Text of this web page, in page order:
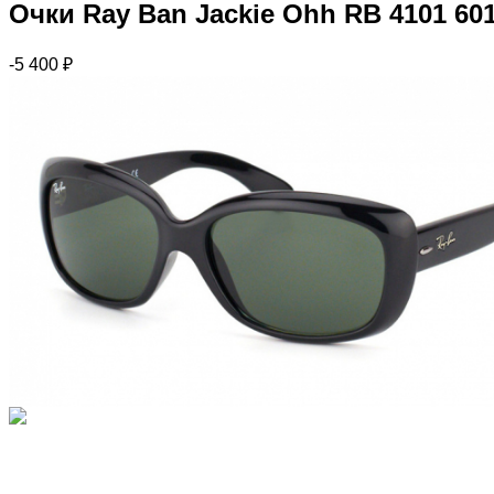
Очки Ray Ban Jackie Ohh RB 4101
-5 400 ₽